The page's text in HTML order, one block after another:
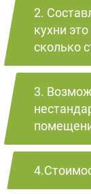
2.
кухни
сколько
3.